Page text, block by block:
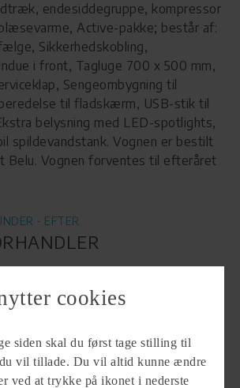
endesiddegruppe, kompressor
Active-pakke; består af:
Sikkerhedskobling,
i front, Tagluge 700 x 500 mm,
Sengeombygning til
til fladskærm, USB-stik til
belysning med LED-spotlights,
spildevandstank. Vognen er bestilt
Belu. Vognen forventes til efteråret
- EFTER
1818
forhandlerens
cookies
siden skal du først tage stilling til
vil tillade. Du vil altid kunne ændre
ved at trykke på ikonet i nederste